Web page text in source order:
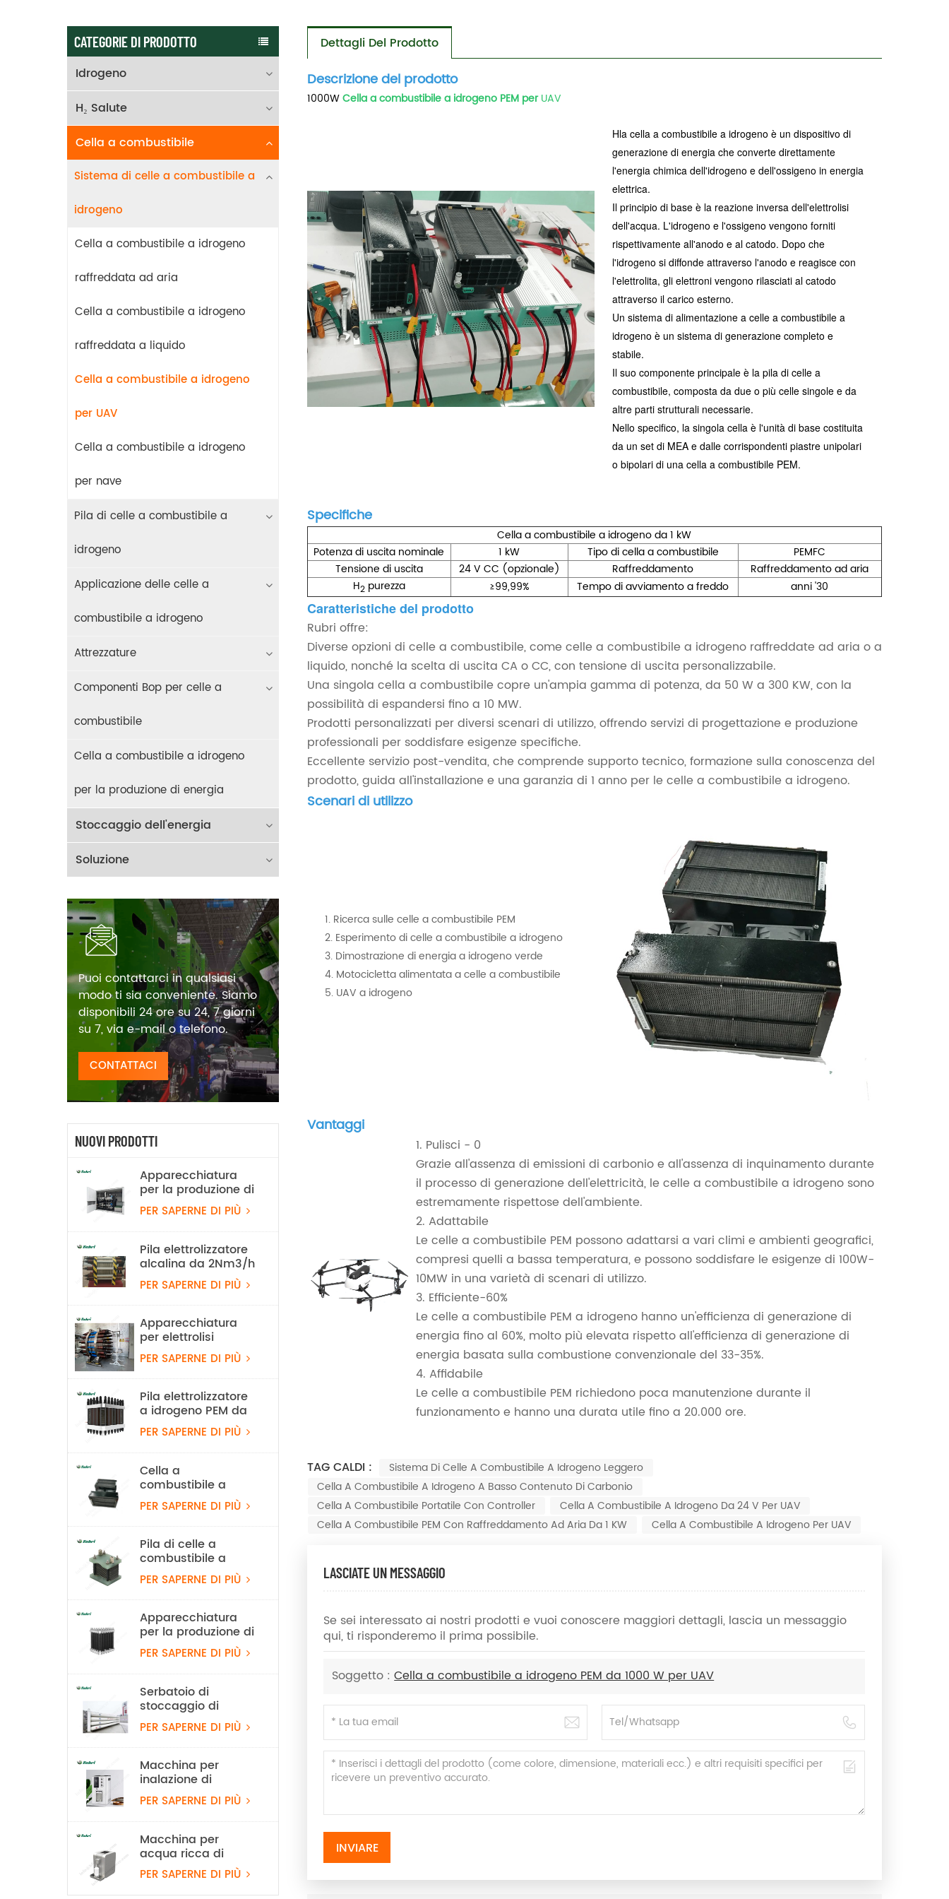
CATEGORIE DI PRODOTTO
Idrogeno
H₂ Salute
Cella a combustibile
Sistema di celle a combustibile a
idrogeno
Cella a combustibile a idrogeno
raffreddata ad aria
Cella a combustibile a idrogeno
raffreddata a liquido
Cella a combustibile a idrogeno
per UAV
Cella a combustibile a idrogeno
per nave
Pila di celle a combustibile a
idrogeno
Applicazione delle celle a
combustibile a idrogeno
Attrezzature
Componenti Bop per celle a
combustibile
Cella a combustibile a idrogeno
per la produzione di energia
Stoccaggio dell'energia
Soluzione
Puoi contattarci in qualsiasi
modo ti sia conveniente. Siamo
disponibili 24 ore su 24, 7 giorni
su 7, via e-mail o telefono.
CONTATTACI
NUOVI PRODOTTI
Apparecchiatura
per la produzione di
idrogeno tramite
elettrolisi dell'acqua
alcalina da 100
Nm³/h e 500 kW
PER SAPERNE DI PIÙ
Pila elettrolizzatore
alcalina da 2Nm3/h
PER SAPERNE DI PIÙ
Apparecchiatura
per elettrolisi
dell'acqua alcalina
con idrogeno da 100
Nm³/h e 500 kW
PER SAPERNE DI PIÙ
Pila elettrolizzatore
a idrogeno PEM da
60Nm3/h
PER SAPERNE DI PIÙ
Cella a
combustibile a
idrogeno PEM
leggera da 550 W
per UAV
PER SAPERNE DI PIÙ
Pila di celle a
combustibile a
idrogeno
raffreddata ad aria
da 100 W
PER SAPERNE DI PIÙ
Apparecchiatura
per la produzione di
idrogeno con
elettrolizzatore ad
acqua PEM da 10
Nm³/h e 50 kW
PER SAPERNE DI PIÙ
Serbatoio di
stoccaggio di
idrogeno stazionario
da 20 MPa
PER SAPERNE DI PIÙ
Macchina per
inalazione di
idrogeno al 99,99%
Rubri 1800 ml/min
PER SAPERNE DI PIÙ
Macchina per
acqua ricca di
idrogeno PEM
PER SAPERNE DI PIÙ
Dettagli Del Prodotto
Descrizione del prodotto
1000WCella a combustibile a idrogeno PEM perUAV
Hla cella a combustibile a idrogeno èun dispositivo di
generazione di energia che converte direttamente
l'energia chimica dell'idrogeno e dell'ossigeno in energia
elettrica.
Il principio di base è la reazione inversa dell'elettrolisi
dell'acqua. L'idrogeno e l'ossigeno vengono forniti
rispettivamente all'anodo e al catodo. Dopo che
l'idrogeno si diffonde attraverso l'anodo e reagisce con
l'elettrolita, gli elettroni vengono rilasciati al catodo
attraverso il carico esterno.
Un sistema di alimentazione a celle a combustibile a
idrogeno è un sistema di generazione completo e
stabile.
Il suo componente principale è la pila di celle a
combustibile, composta da due o più celle singole e da
altre parti strutturali necessarie.
Nello specifico, la singola cella è l'unità di base costituita
da un set di MEA e dalle corrispondenti piastre unipolari
o bipolari di una cella a combustibile PEM.
Specifiche
Cella a combustibile a idrogeno da 1 kW
Potenza di uscita nominale
1 kW Tipo di cella a combustibile
PEMFC
Tensione di uscita
24 V CC (opzionale) Raffreddamento
Raffreddamento ad aria
H2purezza ≥99,99% Tempo di avviamento a freddo anni '30
Caratteristiche del prodotto
Rubri offre:
Diverse opzioni di celle a combustibile, come celle a combustibile a idrogeno raffreddate ad aria o a
liquido, nonché la scelta di uscita CA o CC, con tensione di uscita personalizzabile.
Una singola cella a combustibile copre un'ampia gamma di potenza, da 50 W a 300 KW, con la
possibilità di espandersi fino a 10 MW.
Prodotti personalizzati per diversi scenari di utilizzo, offrendo servizi di progettazione e produzione
professionali per soddisfare esigenze specifiche.
Eccellente servizio post-vendita, che comprende supporto tecnico, formazione sulla conoscenza del
prodotto, guida all'installazione e una garanzia di 1 anno per le celle a combustibile a idrogeno.
Scenari di utilizzo
1. Ricerca sulle celle a combustibile PEM
2. Esperimento di celle a combustibile a idrogeno
3. Dimostrazione di energia a idrogeno verde
4. Motocicletta alimentata a celle a combustibile
5. UAV a idrogeno
Vantaggi
1. Pulisci - 0
Grazie all'assenza di emissioni di carbonio e all'assenza di inquinamento durante
il processo di generazione dell'elettricità, le celle a combustibile a idrogeno sono
estremamente rispettose dell'ambiente.
2. Adattabile
Le celle a combustibile PEM possono adattarsi a vari climi e ambienti geografici,
compresi quelli a bassa temperatura, e possono soddisfare le esigenze di 100W-
10MW in una varietà di scenari di utilizzo.
3. Efficiente-60%
Le celle a combustibile PEM a idrogeno hanno un'efficienza di generazione di
energia fino al 60%, molto più elevata rispetto all'efficienza di generazione di
energia basata sulla combustione convenzionale del 33-35%.
4. Affidabile
Le celle a combustibile PEM richiedono poca manutenzione durante il
funzionamento e hanno una durata utile fino a 20.000 ore.
TAG CALDI :
Sistema Di Celle A Combustibile A Idrogeno Leggero
Cella A Combustibile A Idrogeno A Basso Contenuto Di Carbonio
Cella A Combustibile Portatile Con Controller
Cella A Combustibile A Idrogeno Da 24 V Per UAV
Cella A Combustibile PEM Con Raffreddamento Ad Aria Da 1 KW
Cella A Combustibile A Idrogeno Per UAV
LASCIATE UN MESSAGGIO
Se sei interessato ai nostri prodotti e vuoi conoscere maggiori dettagli, lascia un messaggio
qui, ti risponderemo il prima possibile.
Soggetto :Cella a combustibile a idrogeno PEM da 1000 W per UAV
INVIARE